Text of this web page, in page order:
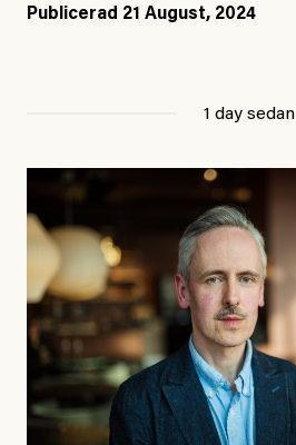
Publicerad 21 August, 2024
1 day sedan